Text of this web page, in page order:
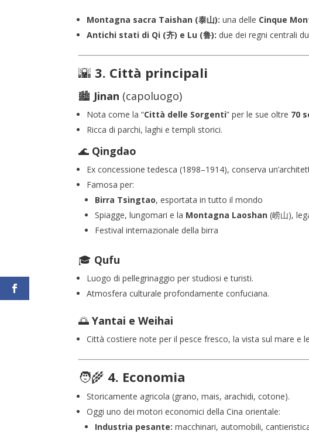
Montagna sacra Taishan (泰山): una delle Cinque
Antichi stati di Qi (齐) e Lu (鲁): due dei regni centrali
🌇 3. Città principali
🏙️ Jinan (capoluogo)
Nota come la “Città delle Sorgenti” per le sue oltre 70
Ricca di parchi, laghi e templi storici.
🌊 Qingdao
Ex concessione tedesca (1898–1914), conserva
Famosa per:
Birra Tsingtao, esportata in tutto il mondo
Spiagge, lungomari e la Montagna Laoshan (崂山),
Festival internazionale della birra
🎓 Qufu
Luogo di pellegrinaggio per studiosi e turisti.
Atmosfera culturale profondamente confuciana.
🌅 Yantai e Weihai
Città costiere note per il pesce fresco, la vista sul mare e
🧑‍🌾 4. Economia
Storicamente agricola (grano, mais, arachidi, cotone).
Oggi uno dei motori economici della Cina orientale:
Industria pesante: macchinari, automobili,